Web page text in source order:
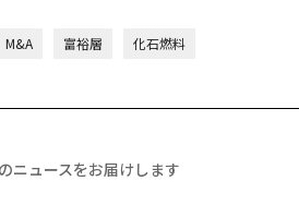
M&A 富裕層 化石燃料
ニュースをお届けします